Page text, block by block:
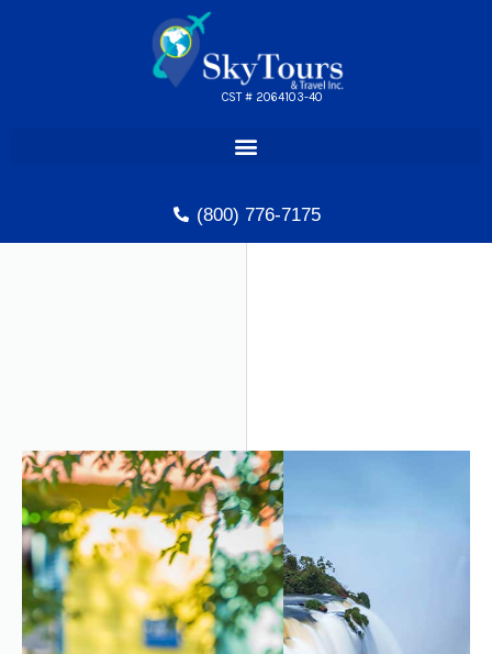
CST # 2064103-40
(800) 776-7175